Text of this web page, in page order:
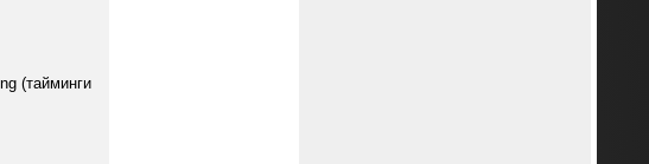
(тайминги